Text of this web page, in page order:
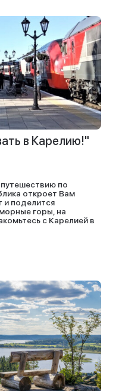
в Карелию!"
путешествию по
откроет Вам
и поделится
горы, на
с Карелией в